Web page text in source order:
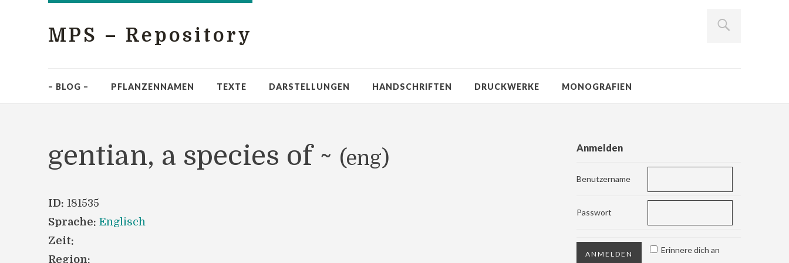
MPS – Repository
– BLOG – PFLANZENNAMEN TEXTE DARSTELLUNGEN HANDSCHRIFTEN DRUCKWERKE MONOGRAFIEN
gentian, a species of ~ (eng)
ID: 181535
Sprache: Englisch
Zeit:
Region:
Anmelden
Benutzername
Passwort
Erinnere dich an